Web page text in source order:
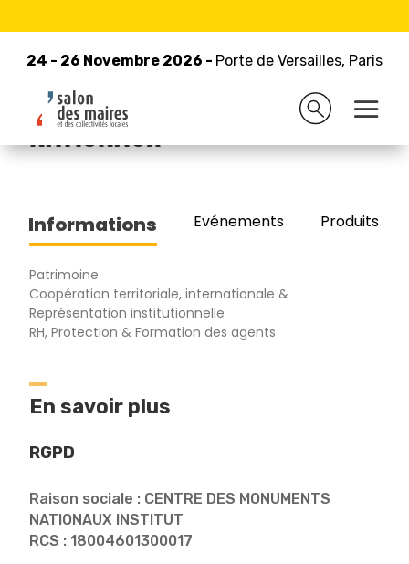
24 - 26 Novembre 2026 - Porte de Versailles, Paris
24 - 26 Novembre 2026 - Porte de Versailles, Paris
Retour à la liste des exposants
CENTRE DES MONUMENTS
NATIONAUX
Informations Evénements Produits/
Patrimoine
Coopération territoriale, internationale &
Représentation institutionnelle
RH, Protection & Formation des agents
En savoir plus
RGPD
Raison sociale : CENTRE DES MONUMENTS
NATIONAUX INSTITUT
RCS : 18004601300017